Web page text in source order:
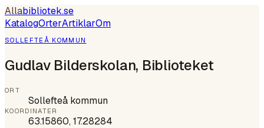
Allabibliotek.se
KatalogOrterArtiklarOm
SOLLEFTEÅ KOMMUN
Gudlav Bilderskolan, Biblioteket
ORT
Sollefteå kommun
KOORDINATER
63.15860,17.28284